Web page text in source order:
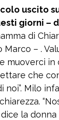
uscito
giorni –
di
– .
muoverci in
che
noi”. Milo
dice la donna